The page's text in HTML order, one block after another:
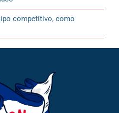
competitivo, como